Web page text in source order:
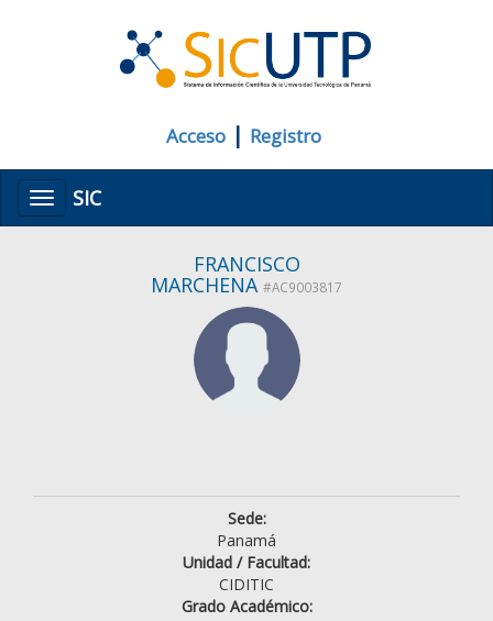
Acceso | Registro
MenúSIC
FRANCISCO
MARCHENA #AC9003817
Sede:
Panamá
Unidad / Facultad:
CIDITIC
Grado Académico: